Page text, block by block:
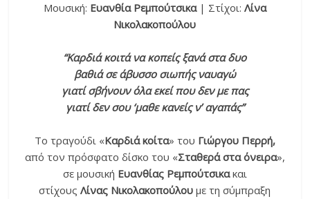
Μουσική: Ευανθία Ρεμπούτσικα| Στίχοι: Λίνα
Νικολακοπούλου
“Καρδιά κοιτά να κοπείς ξανά στα δυο
βαθιά σε άβυσσο σιωπής ναυαγώ
γιατί σβήνουν όλα εκεί που δεν με πας
γιατί δεν σου ‘μαθε κανείς ν’ αγαπάς”
Το τραγούδι «Καρδιά κοίτα» του Γιώργου Περρή,
από τον πρόσφατο δίσκο του «Σταθερά στα όνειρα»,
σε μουσική Ευανθίας Ρεμπούτσικακαι
στίχουςΛίνας Νικολακοπούλου με τη σύμπραξη